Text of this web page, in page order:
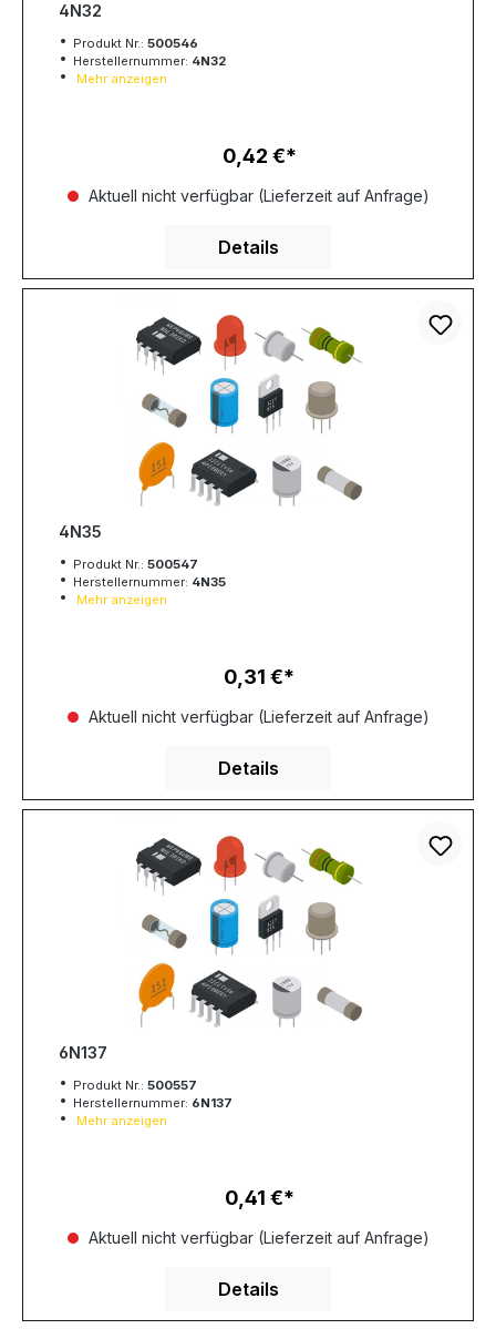
4N32
Produkt Nr.: 500546
Herstellernummer: 4N32
Mehr anzeigen
Regulärer Preis:
0,42 €
Aktuell nicht verfügbar (Lieferzeit auf Anfrage)
Details
4N35
Produkt Nr.: 500547
Herstellernummer: 4N35
Mehr anzeigen
Regulärer Preis:
0,31 €
Aktuell nicht verfügbar (Lieferzeit auf Anfrage)
Details
6N137
Produkt Nr.: 500557
Herstellernummer: 6N137
Mehr anzeigen
Regulärer Preis:
0,41 €
Aktuell nicht verfügbar (Lieferzeit auf Anfrage)
Details